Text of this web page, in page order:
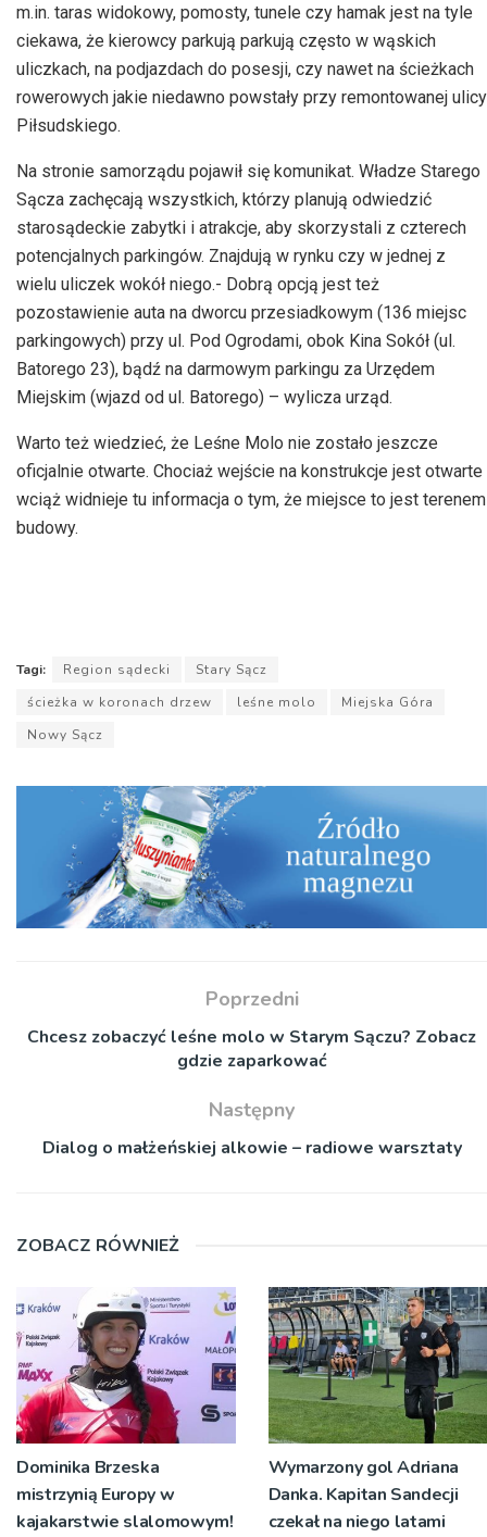
m.in. taras widokowy, pomosty, tunele czy hamak jest na tyle
ciekawa, że kierowcy parkują parkują często w wąskich
uliczkach, na podjazdach do posesji, czy nawet na ścieżkach
rowerowych jakie niedawno powstały przy remontowanej ulicy
Piłsudskiego.
Na stronie samorządu pojawił się komunikat. Władze Starego
Sącza zachęcają wszystkich, którzy planują odwiedzić
starosądeckie zabytki i atrakcje, aby skorzystali z czterech
potencjalnych parkingów. Znajdują w rynku czy w jednej z
wielu uliczek wokół niego.- Dobrą opcją jest też
pozostawienie auta na dworcu przesiadkowym (136 miejsc
parkingowych) przy ul. Pod Ogrodami, obok Kina Sokół (ul.
Batorego 23), bądź na darmowym parkingu za Urzędem
Miejskim (wjazd od ul. Batorego) – wylicza urząd.
Warto też wiedzieć, że Leśne Molo nie zostało jeszcze
oficjalnie otwarte. Chociaż wejście na konstrukcje jest otwarte
wciąż widnieje tu informacja o tym, że miejsce to jest terenem
budowy.
Tagi: Region sądecki
Stary Sącz
ścieżka w koronach drzew
leśne molo
Miejska Góra
Nowy Sącz
Poprzedni
Chcesz zobaczyć leśne molo w Starym Sączu? Zobacz
gdzie zaparkować
Następny
Dialog o małżeńskiej alkowie – radiowe warsztaty
ZOBACZ RÓWNIEŻ
Dominika Brzeska
mistrzynią Europy w
kajakarstwie slalomowym!
Wymarzony gol Adriana
Danka. Kapitan Sandecji
czekał na niego latami